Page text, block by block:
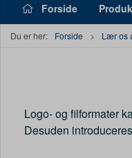
Forside
Du er her: Forside Lær os
Logo- og filformater
Desuden